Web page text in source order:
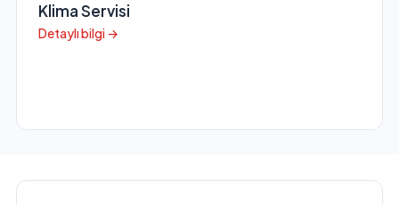
Klima Servisi
Detaylı bilgi →